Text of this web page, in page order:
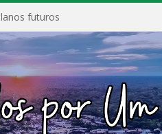
futuros